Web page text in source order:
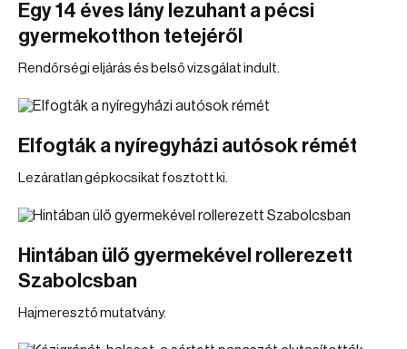
Egy 14 éves lány lezuhant a pécsi
gyermekotthon tetejéről
Rendőrségi eljárás és belső vizsgálat indult.
Elfogták a nyíregyházi autósok rémét
Lezáratlan gépkocsikat fosztott ki.
Hintában ülő gyermekével rollerezett
Szabolcsban
Hajmeresztő mutatvány.